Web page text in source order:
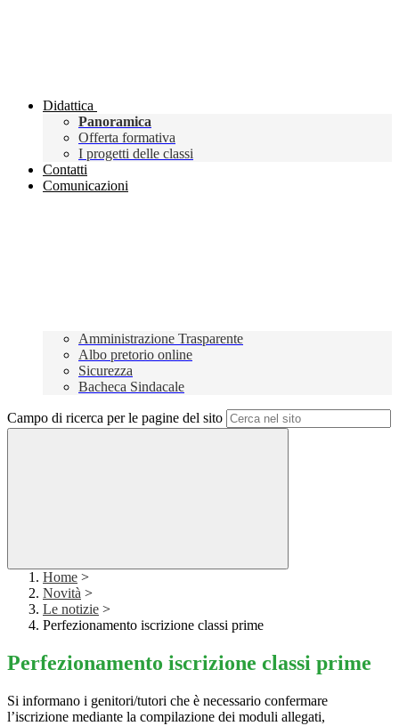
Didattica
Panoramica
Offerta formativa
I progetti delle classi
Contatti
Comunicazioni
Amministrazione Trasparente
Albo pretorio online
Sicurezza
Bacheca Sindacale
Campo di ricerca per le pagine del sito
Home >
Novità >
Le notizie >
Perfezionamento iscrizione classi prime
Perfezionamento iscrizione classi prime
Si informano i genitori/tutori che è necessario confermare
l’iscrizione mediante la compilazione dei moduli allegati,